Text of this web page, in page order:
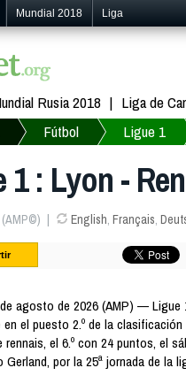
Mundial 2018 Liga
Rusia 2018 Liga de
Fútbol Ligue 1
1 : Lyon -
English, Français,
agosto de 2026 (AMP) — Ligue
el puesto 2.º de la
el 6.º con 24 puntos, el
Gerland, por la 25ª jornada de la